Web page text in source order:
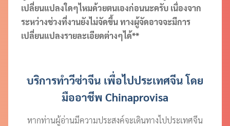
เปลี่ยนแปลงใดๆไหมด้วยตนเองก่อนนะครับ เนื่องจาก
ระหว่างช่วงที่งานยังไม่จัดขึ้น ทางผู้จัดอาจจะมีการ
เปลี่ยนแปลงรายละเอียดต่างๆได้**
บริการทำวีซ่าจีน เพื่อไปประเทศจีน โดย
มืออาชีพ Chinaprovisa
หากท่านผู้อ่านมีความประสงค์จะเดินทางไปประเทศจีน